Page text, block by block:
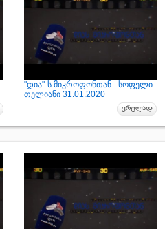
"დია"-ს მიკროფონთან - სოფელი
თელიანი 31.01.2020